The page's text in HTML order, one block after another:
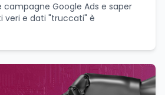
campagne Google Ads e saper
veri e dati "truccati" è